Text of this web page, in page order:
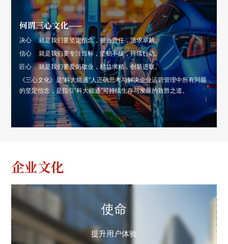
何谓三心文化——
决心
就是我们要坚定信念，担当责任，追求卓越。
信心
就是我们要专注目标，坚韧不拔，持续行动。
匠心
就是我们要爱岗敬业，精益求精，创新进取。
《三心文化》是“科大能通”人正确思考与解决企业运营管理中所有问题
的坚定信念，是指引“科大能通”可持续生存与发展的致胜之道。
企业文化
使命
提升用户体验